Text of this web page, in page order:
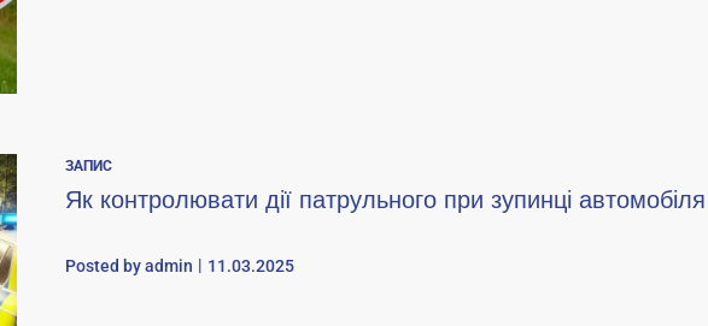
ЗАПИС
Як контролювати дії патрульного при зупинці автомобіля
Posted byadmin 11.03.2025